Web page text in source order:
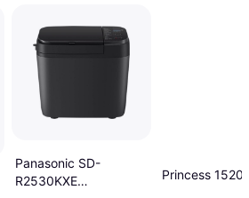
Panasonic SD-
R2530KXE
Princess